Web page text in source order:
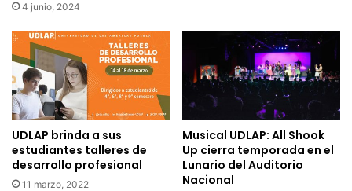
4 junio, 2024
UDLAP brinda a sus
estudiantes talleres de
desarrollo profesional
11 marzo, 2022
Musical UDLAP: All Shook
Up cierra temporada en el
Lunario del Auditorio
Nacional